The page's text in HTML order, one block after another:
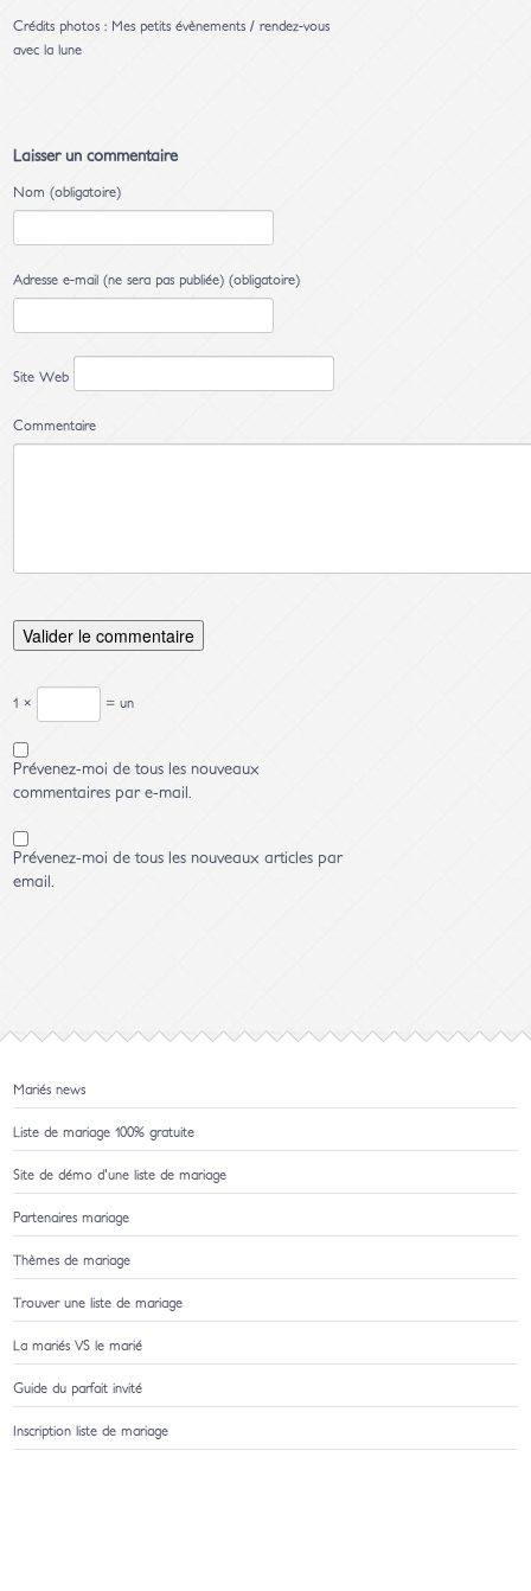
Crédits photos : Mes petits évènements / rendez-vous
avec la lune
Laisser un commentaire
Nom (obligatoire)
Adresse e-mail (ne sera pas publiée) (obligatoire)
Site Web
Commentaire
1 × = un
Prévenez-moi de tous les nouveaux
commentaires par e-mail.
Prévenez-moi de tous les nouveaux articles par
email.
Mariés news
Liste de mariage 100% gratuite
Site de démo d'une liste de mariage
Partenaires mariage
Thèmes de mariage
Trouver une liste de mariage
La mariés VS le marié
Guide du parfait invité
Inscription liste de mariage